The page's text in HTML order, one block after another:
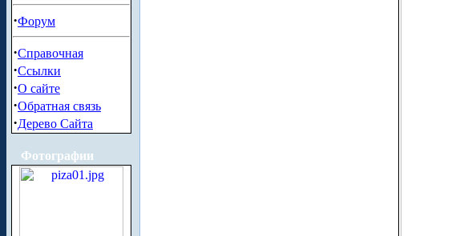
·Форум
·Справочная
·Ссылки
·О сайте
·Обратная связь
·Дерево Сайта
Фотографии